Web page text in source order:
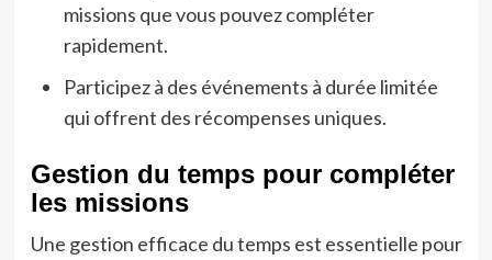
missions que vous pouvez compléter
rapidement.
Participez à des événements à durée limitée
qui offrent des récompenses uniques.
Gestion du temps pour compléter
les missions
Une gestion efficace du temps est essentielle pour